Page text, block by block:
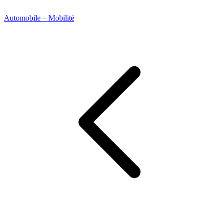
Automobile – Mobilité